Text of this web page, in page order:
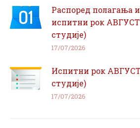
Распоред полагања
испитни рок АВГУСТ
студије)
17/07/2026
Испитни рок АВГУСТ
студије)
17/07/2026